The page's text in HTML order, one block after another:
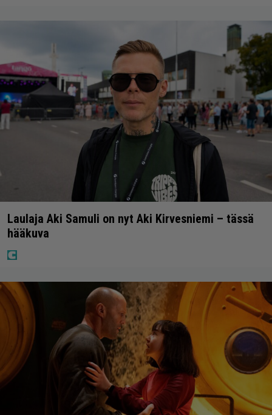
Laulaja Aki Samuli on nyt Aki Kirvesniemi – tässä
hääkuva